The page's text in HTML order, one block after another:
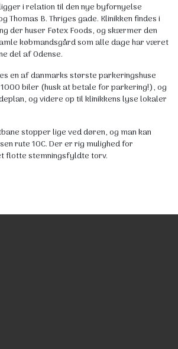
i relation til den nye byfornyelse
Thomas B. Thriges gade. Klinikken findes i
der huser Føtex Foods, og skærmer den
købmandsgård som alle dage har været
del af Odense.
en af danmarks største parkeringshuse
biler (husk at betale for parkering!), og
og videre op til klinikkens lyse lokaler
stopper lige ved døren, og man kan
rute 10C. Der er rig mulighed for
flotte stemningsfyldte torv.